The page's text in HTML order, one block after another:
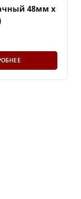
48мм х